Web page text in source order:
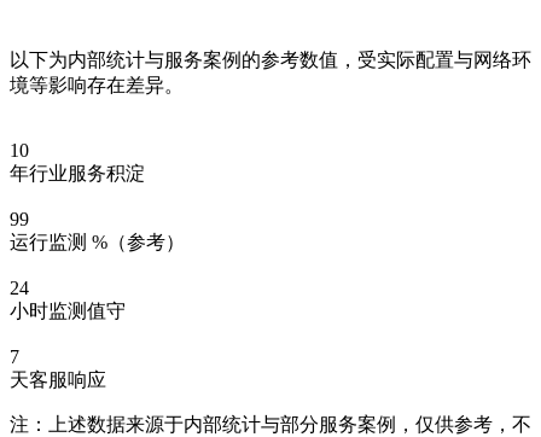
以下为内部统计与服务案例的参考数值，受实际配置与网络环
境等影响存在差异。
10
年行业服务积淀
99
运行监测 %（参考）
24
小时监测值守
7
天客服响应
注：上述数据来源于内部统计与部分服务案例，仅供参考，不